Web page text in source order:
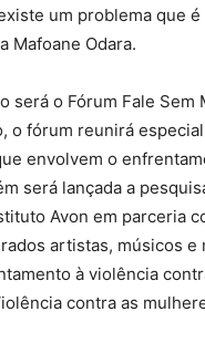
um problema que
Mafoane Odara.
será o Fórum Fale
o fórum reunirá
envolvem o
será lançada a
Avon em parceria
artistas, músicos
à violência
contra as